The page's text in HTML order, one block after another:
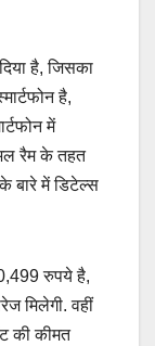
है, जिसका
है,
में
रैम के तहत
बारे में डिटेल्स
रुपये है,
मिलेगी. वहीं
की कीमत